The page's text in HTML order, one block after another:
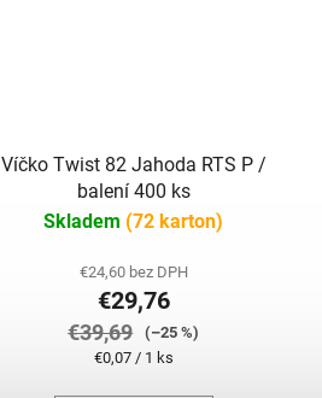
Víčko Twist 82 Jahoda RTS P /
balení 400 ks
Skladem (72 karton)
€24,60 bez DPH
€29,76
€39,69
(–25 %)
Jednotková
€0,07 / 1 ks